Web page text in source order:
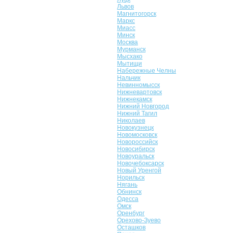
Львов
Магнитогорск
Маркс
Миасс
Минск
Москва
Мурманск
Мысхако
Мытищи
Набережные Челны
Нальчик
Невинномысск
Нижневартовск
Нижнекамск
Нижний Новгород
Нижний Тагил
Николаев
Новокузнецк
Новомосковск
Новороссийск
Новосибирск
Новоуральск
Новочебоксарск
Новый Уренгой
Норильск
Нягань
Обнинск
Одесса
Омск
Оренбург
Орехово-Зуево
Осташков